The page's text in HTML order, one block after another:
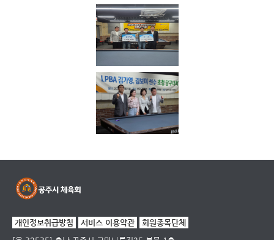
개인정보취급방침 서비스 이용약관
회원종목단체